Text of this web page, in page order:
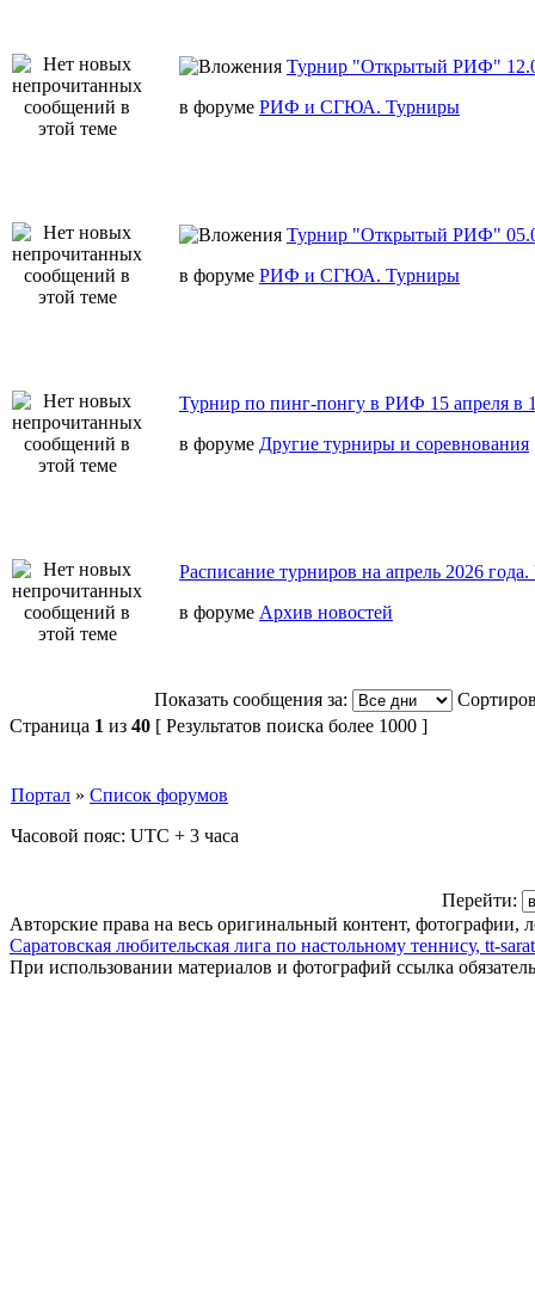
Турнир "Открытый РИФ"
в форуме РИФ и СГЮА. Турниры
Турнир "Открытый РИФ"
в форуме РИФ и СГЮА. Турниры
Турнир по пинг-понгу в РИФ 15 апреля в
в форуме Другие турниры и соревнования
Расписание турниров на апрель 2026
в форуме Архив новостей
Показать сообщения за:
Страница 1 из 40 [ Результатов поиска более 1000 ]
Портал » Список форумов
Часовой пояс: UTC + 3 часа
Перейти:
Авторские права на весь оригинальный контент, фотографии,
Саратовская любительская лига по настольному теннису, tt-
При использовании материалов и фотографий ссылка